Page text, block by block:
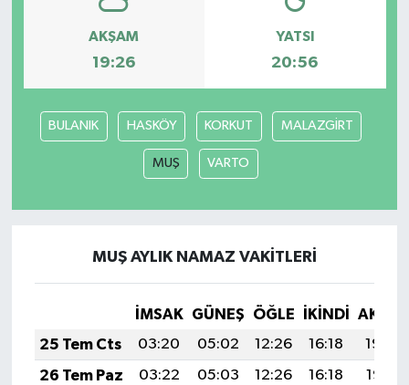
AKŞAM
19:26
YATSI
20:56
BULANIK HASKÖY KORKUT MALAZGİRT
MUŞ VARTO
MUŞ AYLIK NAMAZ VAKITLERI
İMSAK GÜNEŞ ÖĞLE İKINDI
25 Tem Cts
03:20 05:02 12:26 16:18
19:39
26 Tem Paz
03:22 05:03 12:26 16:18
19:38